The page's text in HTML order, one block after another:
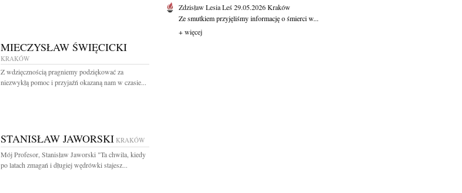
MIECZYSŁAW ŚWIĘCICKI
KRAKÓW
Z wdzięcznością pragniemy podziękować za
niezwykłą pomoc i przyjaźń okazaną nam w czasie...
STANISŁAW JAWORSKI KRAKÓW
Mój Profesor, Stanisław Jaworski "Ta chwila, kiedy
po latach zmagań i długiej wędrówki stajesz...
Zdzisław Lesia Leś29.05.2026Kraków
Ze smutkiem przyjęliśmy informację o śmierci w...
+ więcej